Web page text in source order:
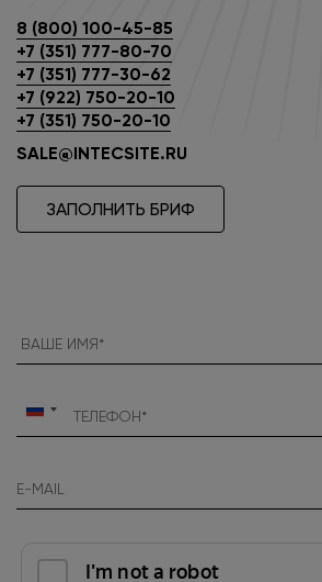
8 (800) 100-45-85
+7 (351) 777-80-70
+7 (351) 777-30-62
+7 (922) 750-20-10
+7 (351) 750-20-10
SALE@INTECSITE.RU
ЗАПОЛНИТЬ БРИФ
Россия